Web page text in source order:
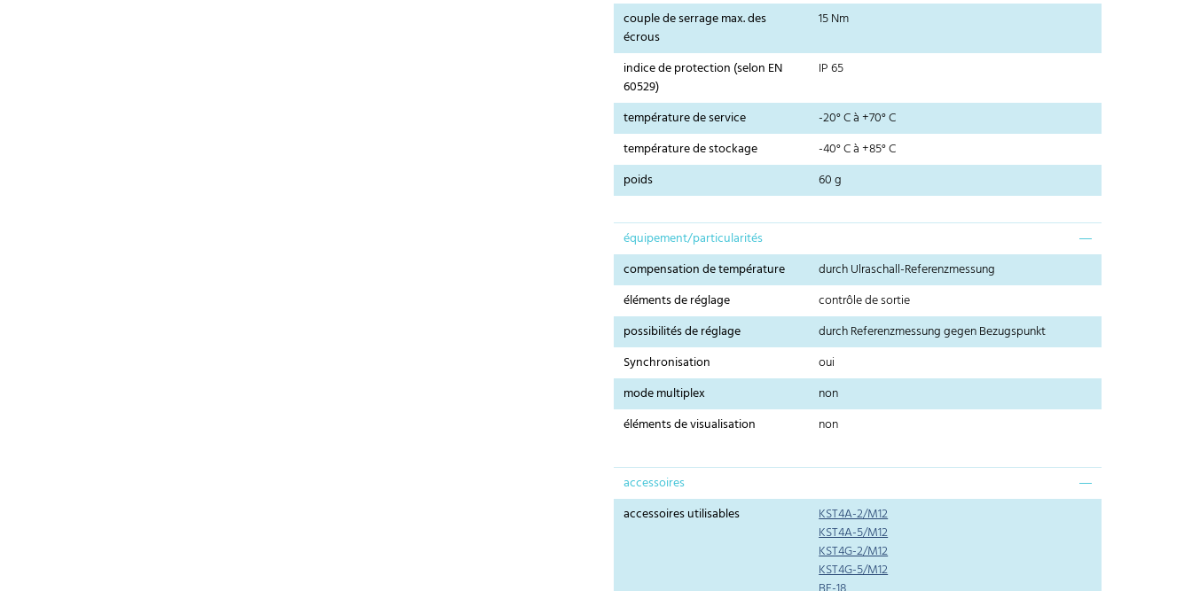
couple de serrage max. des
écrous
15 Nm
indice de protection (selon EN
60529)
IP 65
température de service
-20° C à +70° C
température de stockage
-40° C à +85° C
poids
60 g
équipement/particularités
compensation de température
durch Ulraschall-Referenzmessung
éléments de réglage
contrôle de sortie
possibilités de réglage
durch Referenzmessung gegen Bezugspunkt
Synchronisation
oui
mode multiplex
non
éléments de visualisation
non
accessoires
accessoires utilisables
KST4A-2/M12
KST4A-5/M12
KST4G-2/M12
KST4G-5/M12